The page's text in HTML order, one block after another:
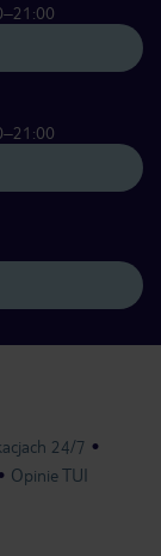
24/7
Opinie TUI